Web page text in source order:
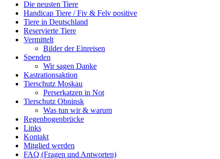
Die neusten Tiere
Handicap Tiere / Fiv & Felv positive
Tiere in Deutschland
Reservierte Tiere
Vermittelt
Bilder der Einreisen
Spenden
Wir sagen Danke
Kastrationsaktion
Tierschutz Moskau
Perserkatzen in Not
Tierschutz Obninsk
Was tun wir & warum
Regenbogenbrücke
Links
Kontakt
Mitglied werden
FAQ (Fragen und Antworten)